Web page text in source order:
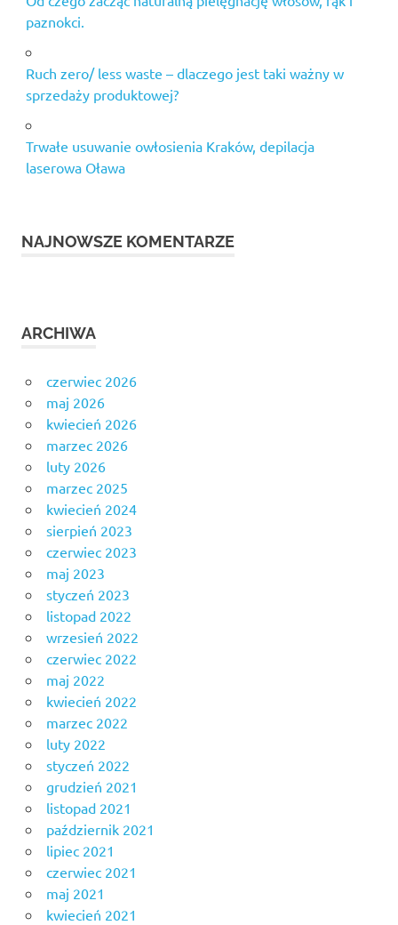
paznokci.
Ruch zero/ less waste – dlaczego jest taki ważny w
sprzedaży produktowej?
Trwałe usuwanie owłosienia Kraków, depilacja
laserowa Oława
NAJNOWSZE KOMENTARZE
ARCHIWA
czerwiec 2026
maj 2026
kwiecień 2026
marzec 2026
luty 2026
marzec 2025
kwiecień 2024
sierpień 2023
czerwiec 2023
maj 2023
styczeń 2023
listopad 2022
wrzesień 2022
czerwiec 2022
maj 2022
kwiecień 2022
marzec 2022
luty 2022
styczeń 2022
grudzień 2021
listopad 2021
październik 2021
lipiec 2021
czerwiec 2021
maj 2021
kwiecień 2021